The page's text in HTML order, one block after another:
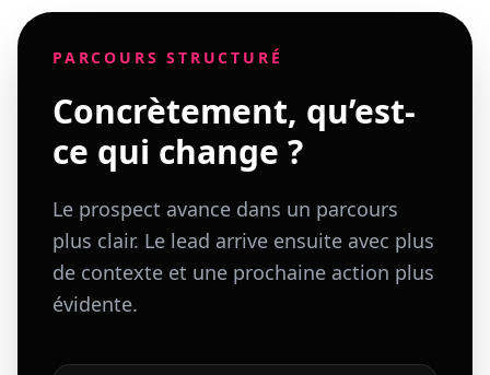
PARCOURS STRUCTURÉ
Concrètement, qu’est-
ce qui change ?
Le prospect avance dans un parcours
plus clair. Le lead arrive ensuite avec plus
de contexte et une prochaine action plus
évidente.